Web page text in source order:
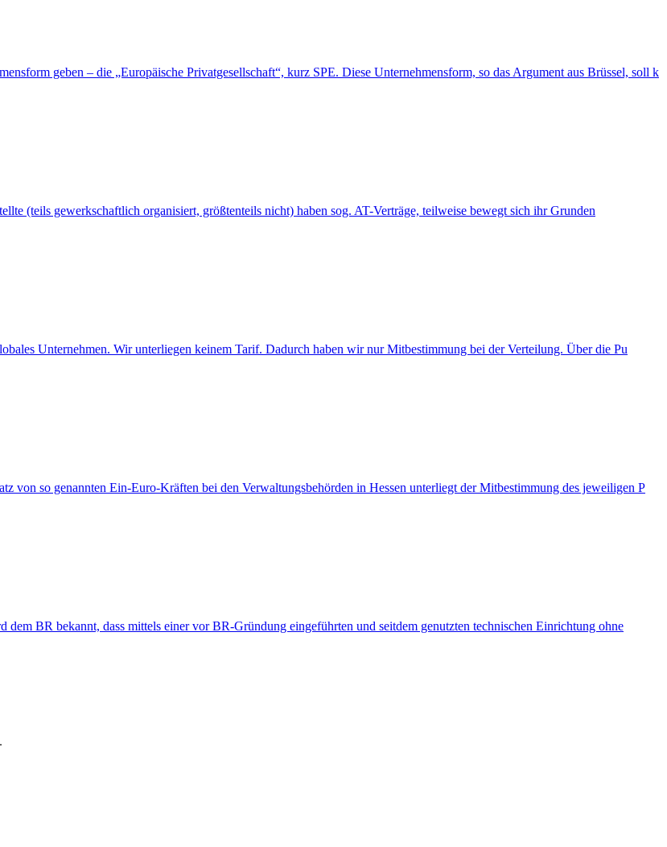
geben – die „Europäische Privatgesellschaft“, kurz SPE. Diese Unternehmensform, so das Argument aus Brüssel, soll k
(teils gewerkschaftlich organisiert, größtenteils nicht) haben sog. AT-Verträge, teilweise bewegt sich ihr Grunden
Unternehmen. Wir unterliegen keinem Tarif. Dadurch haben wir nur Mitbestimmung bei der Verteilung. Über die Pu
von so genannten Ein-Euro-Kräften bei den Verwaltungsbehörden in Hessen unterliegt der Mitbestimmung des jeweiligen P
BR bekannt, dass mittels einer vor BR-Gründung eingeführten und seitdem genutzten technischen Einrichtung ohne